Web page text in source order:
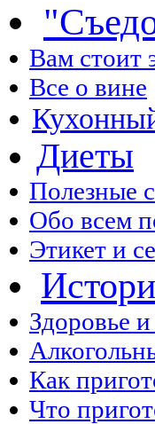
Вам стоит
Все о вине
Диеты
Полезные
Обо всем
Этикет и
Здоровье
Как
Что